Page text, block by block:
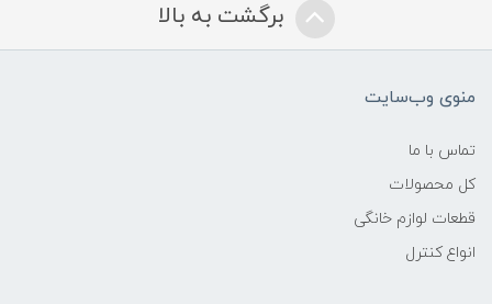
برگشت به بالا
منوی وب‌سایت
تماس با ما
کل محصولات
قطعات لوازم خانگی
انواع کنترل